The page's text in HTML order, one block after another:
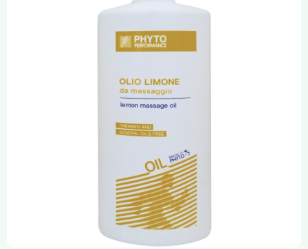
Fabricación a Medida